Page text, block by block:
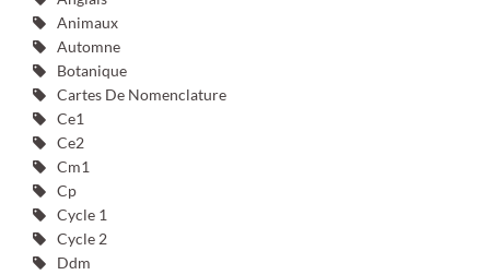
Animaux
Automne
Botanique
Cartes De Nomenclature
Ce1
Ce2
Cm1
Cp
Cycle 1
Cycle 2
Ddm